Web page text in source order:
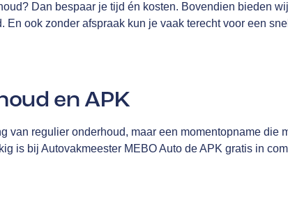
Dan bespaar je tijd én kosten. Bovendien bieden
En ook zonder afspraak kun je vaak terecht voor een
en APK
van regulier onderhoud, maar een momentopname die
is bij Autovakmeester MEBO Auto de APK gratis in